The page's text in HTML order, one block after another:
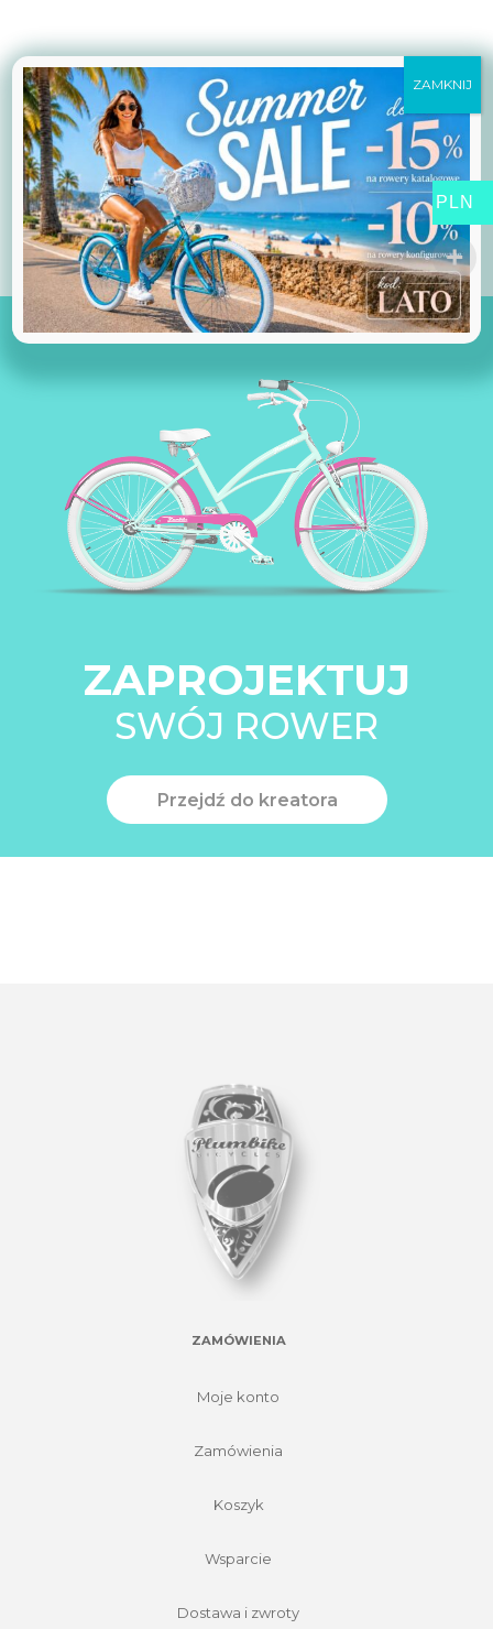
ZAPROJEKTUJ
SWÓJ ROWER
Przejdź do kreatora
ZAMÓWIENIA
Moje konto
Zamówienia
Koszyk
Wsparcie
Dostawa i zwroty
PLN
ZAMKNIJ